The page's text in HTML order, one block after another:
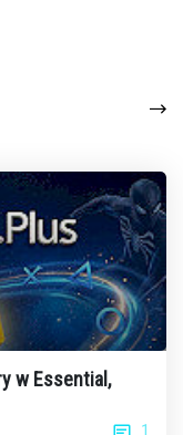
w Essential,
1